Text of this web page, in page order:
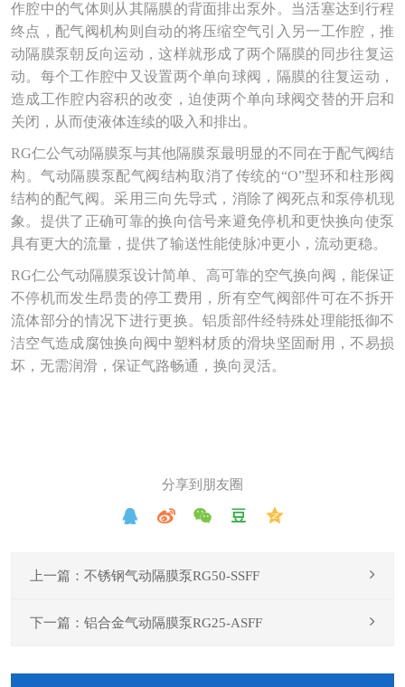
样
本
视
技
术
百
科
行
业
作腔中的气体则从其隔膜的背面排出泵外。当活塞达到行程
终点，配气阀机构则自动的将压缩空气引入另一工作腔，推
动隔膜泵朝反向运动，这样就形成了两个隔膜的同步往复运
动。每个工作腔中又设置两个单向球阀，隔膜的往复运动，
造成工作腔内容积的改变，迫使两个单向球阀交替的开启和
关闭，从而使液体连续的吸入和排出。
RG仁公气动隔膜泵与其他隔膜泵最明显的不同在于配气阀结
构。气动隔膜泵配气阀结构取消了传统的“O”型环和柱形阀
结构的配气阀。采用三向先导式，消除了阀死点和泵停机现
象。提供了正确可靠的换向信号来避免停机和更快换向使泵
具有更大的流量，提供了输送性能使脉冲更小，流动更稳。
RG仁公气动隔膜泵设计简单、高可靠的空气换向阀，能保证
不停机而发生昂贵的停工费用，所有空气阀部件可在不拆开
流体部分的情况下进行更换。铝质部件经特殊处理能抵御不
洁空气造成腐蚀换向阀中塑料材质的滑块坚固耐用，不易损
坏，无需润滑，保证气路畅通，换向灵活。
分享到朋友圈
上一篇：不锈钢气动隔膜泵RG50-SSFF
下一篇：铝合金气动隔膜泵RG25-ASFF